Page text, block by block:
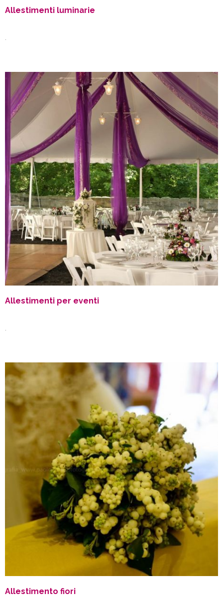
Allestimenti luminarie
Allestimenti per eventi
Allestimento fiori